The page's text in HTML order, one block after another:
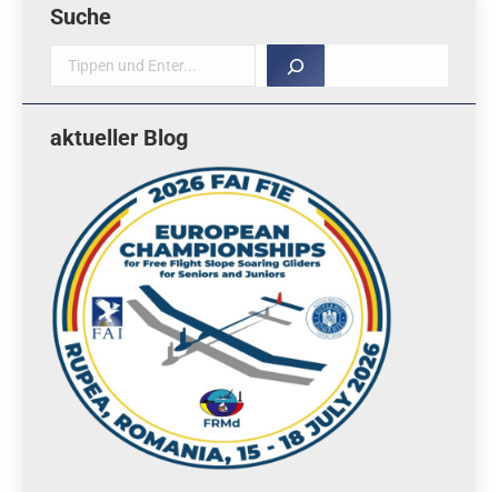
Suche
Suche
aktueller Blog